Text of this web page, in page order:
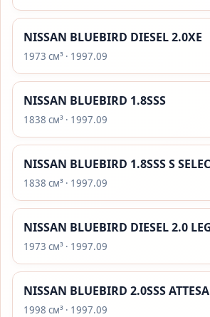
NISSAN BLUEBIRD DIESEL 2.0XE
1973 см³ · 1997.09
NISSAN BLUEBIRD 1.8SSS
1838 см³ · 1997.09
NISSAN BLUEBIRD 1.8SSS S
1838 см³ · 1997.09
NISSAN BLUEBIRD DIESEL 2.0
1973 см³ · 1997.09
NISSAN BLUEBIRD 2.0SSS ATTESA
1998 см³ · 1997.09